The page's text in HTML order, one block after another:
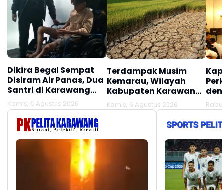
Dikira Begal Sempat
Disiram Air Panas, Dua
Santri di Karawang
Terluka Akibat Aksi
Oknum Linmas
Kamis, 6 Agustus 2026
Terdampak Musim
Kemarau, Wilayah
Kabupaten Karawang
Kekeringan Makin
Meluas
Kamis, 6 Agustus 2026